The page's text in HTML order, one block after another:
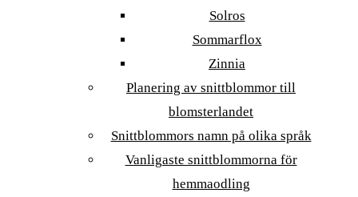
Solros
Sommarflox
Zinnia
Planering av snittblommor till
blomsterlandet
Snittblommors namn på olika språk
Vanligaste snittblommorna för
hemmaodling